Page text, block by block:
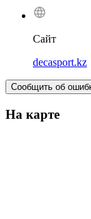
Сайт
decasport.kz
Сообщить об
На карте